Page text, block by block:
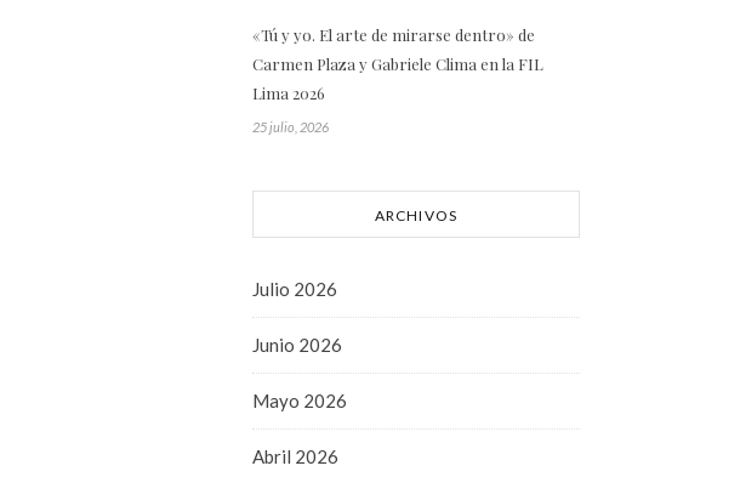
«Tú y yo. El arte de mirarse dentro» de
Carmen Plaza y Gabriele Clima en la FIL
Lima 2026
25 julio, 2026
ARCHIVOS
Julio 2026
Junio 2026
Mayo 2026
Abril 2026